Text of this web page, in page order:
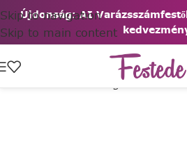
Újdonság: AI
Skip to navigation
Skip to main content